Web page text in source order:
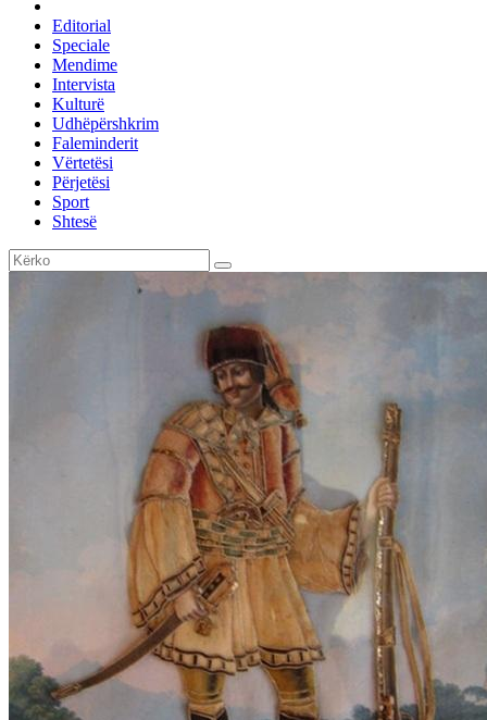
Editorial
Speciale
Mendime
Intervista
Kulturë
Udhëpërshkrim
Faleminderit
Vërtetësi
Përjetësi
Sport
Shtesë